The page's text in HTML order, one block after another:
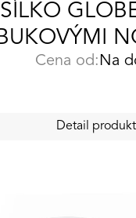
Cena od: Na
Detail